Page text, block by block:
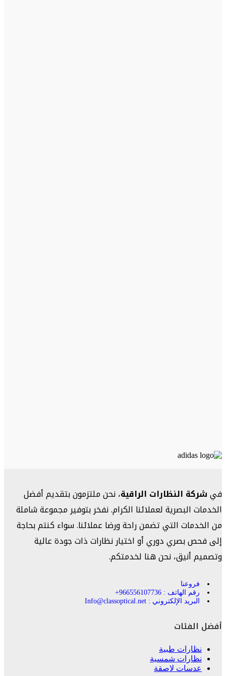
فيشركة النظارات الراقية، نحن ملتزمون بتقديم أفضل
الخدمات البصرية لعملائنا الكرام. نفخر بتوفير مجموعة شاملة
من الخدمات التي تضمن راحة ورضا عملائنا. سواء كنتم بحاجة
إلى فحص بصري دوري أو اختيار نظارات ذات جودة عالية
وتصميم أنيق، نحن هنا لخدمتكم.
فروعنا
رقم الهاتف : 966556107736+
البريد الإلكتروني : Info@classoptical.net
أفضل الفئات
نظارات طبية
نظارات شمسية
عدسات لاصقة